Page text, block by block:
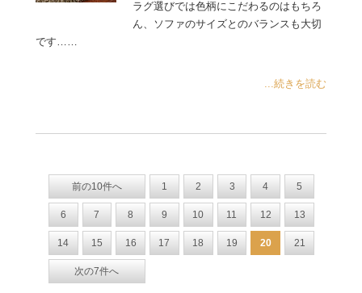
ラグ選びでは色柄にこだわるのはもちろ
ん、ソファのサイズとのバランスも大切
です……
...続きを読む
前の10件へ 1 2 3 4 5
6 7 8 9 10 11 12 13
14 15 16 17 18 19 20 21
次の7件へ